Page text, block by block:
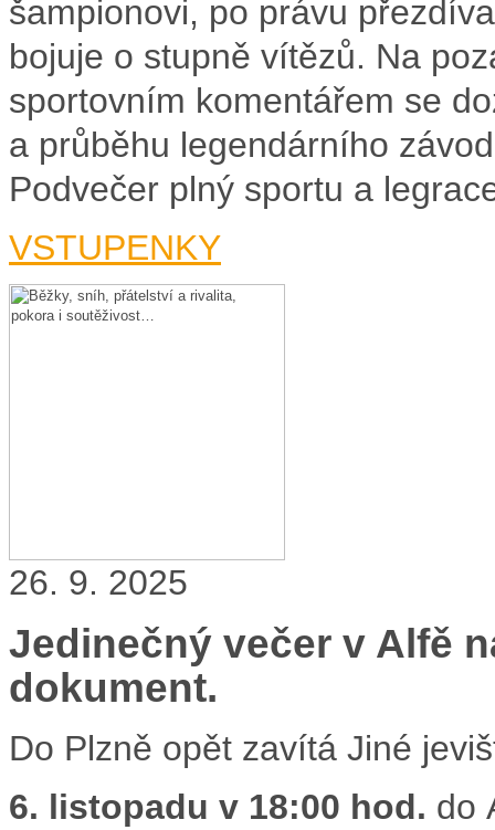
šampionovi, po právu
bojuje o stupně vítězů. Na
sportovním komentářem se
a průběhu legendárního
Podvečer plný sportu a
VSTUPENKY
26. 9. 2025
Jedinečný večer v Alfě
dokument.
Do Plzně opět zavítá Jiné
6. listopadu v 18:00 hod. do